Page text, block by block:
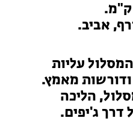
אביב.
עליות
ודורשות מאמץ.
הליכה
דרך ג'יפים.